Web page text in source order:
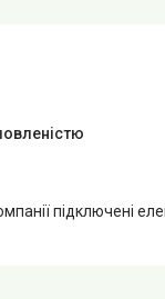
підключені